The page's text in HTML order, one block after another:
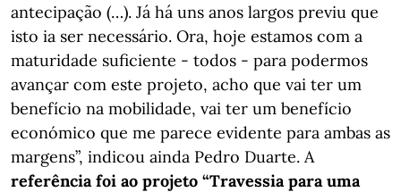
antecipação (…). Já há uns anos largos previu que
isto ia ser necessário. Ora, hoje estamos com a
maturidade suficiente - todos - para podermos
avançar com este projeto, acho que vai ter um
benefício na mobilidade, vai ter um benefício
económico que me parece evidente para ambas as
margens”, indicou ainda Pedro Duarte. A
referência foi ao projeto “Travessia para uma